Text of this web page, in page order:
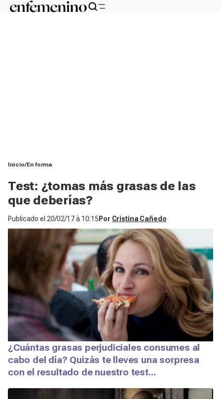
Inicio En forma
Test: ¿tomas más grasas de las
que deberías?
Publicado el 20/02/17 à 10:15 Por Cristina Cañedo
¿Cuántas grasas perjudiciales consumes al
cabo del día? Quizás te lleves una sorpresa
con el resultado de nuestro test...